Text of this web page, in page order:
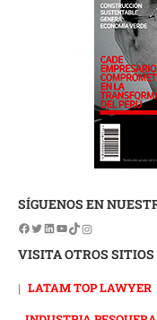
SÍGUENOS EN
VISITA OTROS SITIOS
| LATAM TOP LAWYER